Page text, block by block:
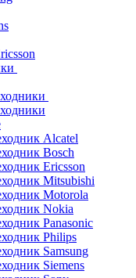
Alcatel
Bosch
Ericsson
Mitsubishi
Motorola
Nokia
Panasonic
Philips
Samsung
Siemens